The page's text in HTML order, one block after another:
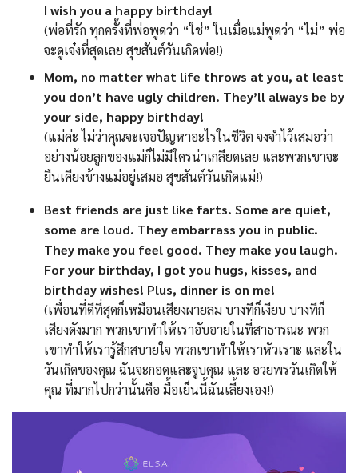
I wish you a happy birthday!
(พ่อที่รัก ทุกครั้งที่พ่อพูดว่า “ใช่” ในเมื่อแม่พูดว่า “ไม่” พ่อ
จะดูเจ๋งที่สุดเลย สุขสันต์วันเกิดพ่อ!)
Mom, no matter what life throws at you, at least
you don’t have ugly children. They’ll always be by
your side, happy birthday!
(แม่ค่ะ ไม่ว่าคุณจะเจอปัญหาอะไรในชีวิต จงจำไว้เสมอว่า
อย่างน้อยลูกของแม่ก็ไม่มีใครน่าเกลียดเลย และพวกเขาจะ
ยืนเคียงข้างแม่อยู่เสมอ สุขสันต์วันเกิดแม่!)
Best friends are just like farts. Some are quiet,
some are loud. They embarrass you in public.
They make you feel good. They make you laugh.
For your birthday, I got you hugs, kisses, and
birthday wishes! Plus, dinner is on me!
(เพื่อนที่ดีที่สุดก็เหมือนเสียงผายลม บางทีก็เงียบ บางทีก็
เสียงดังมาก พวกเขาทำให้เราอับอายในที่สาธารณะ พวก
เขาทำให้เรารู้สึกสบายใจ พวกเขาทำให้เราหัวเราะ และใน
วันเกิดของคุณ ฉันจะกอดและจูบคุณ และ อวยพรวันเกิดให้
คุณ ที่มากไปกว่านั้นคือ มื้อเย็นนี้ฉันเลี้ยงเอง!)